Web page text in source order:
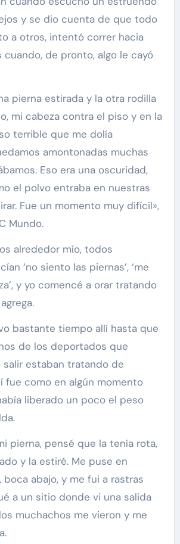
y se dio cuenta de que todo
a otros, intentó correr hacia
cuando, de pronto, algo le cayó
pierna estirada y la otra rodilla
mi cabeza contra el piso y en la
terrible que me dolía
amontonadas muchas
Eso era una oscuridad,
el polvo entraba en nuestras
Fue un momento muy difícil»,
Mundo.
alrededor mío, todos
‘no siento las piernas’, ‘me
y yo comencé a orar tratando
bastante tiempo allí hasta que
de los deportados que
salir estaban tratando de
fue como en algún momento
liberado un poco el peso
pierna, pensé que la tenía rota,
y la estiré. Me puse en
abajo, y me fui a rastras
a un sitio donde vi una salida
muchachos me vieron y me